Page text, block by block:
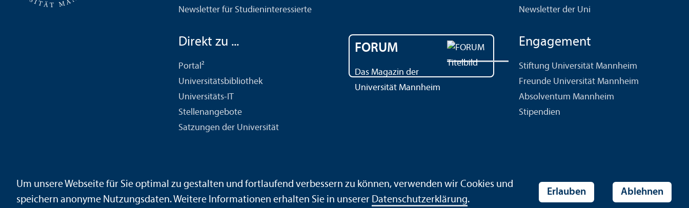
Newsletter für Studien­interessierte
Newsletter der Uni
Direkt zu ...
Portal²
Universitäts­bibliothek
Universitäts-IT
Stellenangebote
Satzungen der Universität
FORUM
Das Magazin der
Universität Mannheim
Engagement
Stiftung Universität Mannheim
Freunde Universität Mannheim
Absolventum Mannheim
Stipendien
Um unsere Webseite für Sie optimal zu gestalten und fortlaufend verbessern zu können, verwenden wir Cookies und
speichern anonyme Nutzungs­daten. Weitere Informationen erhalten Sie in unserer Datenschutz­erklärung.
Erlauben Ablehnen